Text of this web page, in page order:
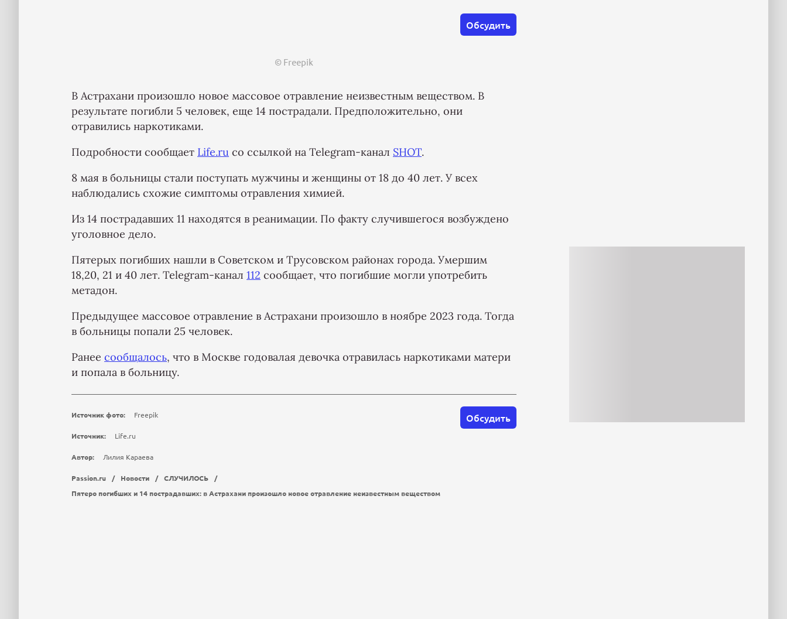
Обсудить
© Freepik
В Астрахани произошло новое массовое отравление неизвестным веществом. В
результате погибли 5 человек, еще 14 пострадали. Предположительно, они
отравились наркотиками.
Подробности сообщает Life.ru со ссылкой на Telegram-канал SHOT.
8 мая в больницы стали поступать мужчины и женщины от 18 до 40 лет. У всех
наблюдались схожие симптомы отравления химией.
Из 14 пострадавших 11 находятся в реанимации. По факту случившегося возбуждено
уголовное дело.
Пятерых погибших нашли в Советском и Трусовском районах города. Умершим
18,20, 21 и 40 лет. Telegram-канал 112 сообщает, что погибшие могли употребить
метадон.
Предыдущее массовое отравление в Астрахани произошло в ноябре 2023 года. Тогда
в больницы попали 25 человек.
Ранее сообщалось, что в Москве годовалая девочка отравилась наркотиками матери
и попала в больницу.
Обсудить
Источник фото: Freepik
Источник: Life.ru
Автор: Лилия Караева
Passion.ru / Новости / СЛУЧИЛОСЬ
/
Пятеро погибших и 14 пострадавших: в Астрахани произошло новое отравление неизвестным веществом